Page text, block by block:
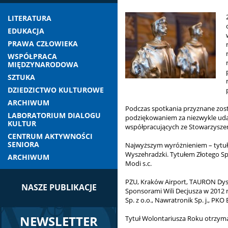
LITERATURA
EDUKACJA
PRAWA CZŁOWIEKA
WSPÓŁPRACA
MIĘDZYNARODOWA
SZTUKA
DZIEDZICTWO KULTUROWE
ARCHIWUM
LABORATORIUM DIALOGU
KULTUR
CENTRUM AKTYWNOŚCI
SENIORA
ARCHIWUM
NASZE PUBLIKACJE
NEWSLETTER
Podczas spotkania przyznane
podziękowaniem za niezwykle
współpracujących ze
Najwyższym wyróżnieniem –
Wyszehradzki. Tytułem Złotego
Modi s.c.
PZU, Kraków Airport, TAURON
Sponsorami Wili Decjusza w 2012
Sp. z o.o., Nawratronik Sp. j., PKO
Tytuł Wolontariusza Roku